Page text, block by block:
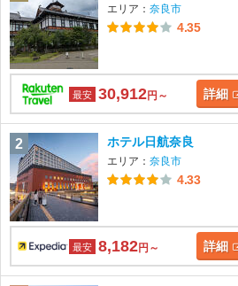
エリア： 奈良市
4.35
最安 30,912円～ 詳細
2 ホテル日航奈良
エリア： 奈良市
4.33
最安 8,182円～ 詳細